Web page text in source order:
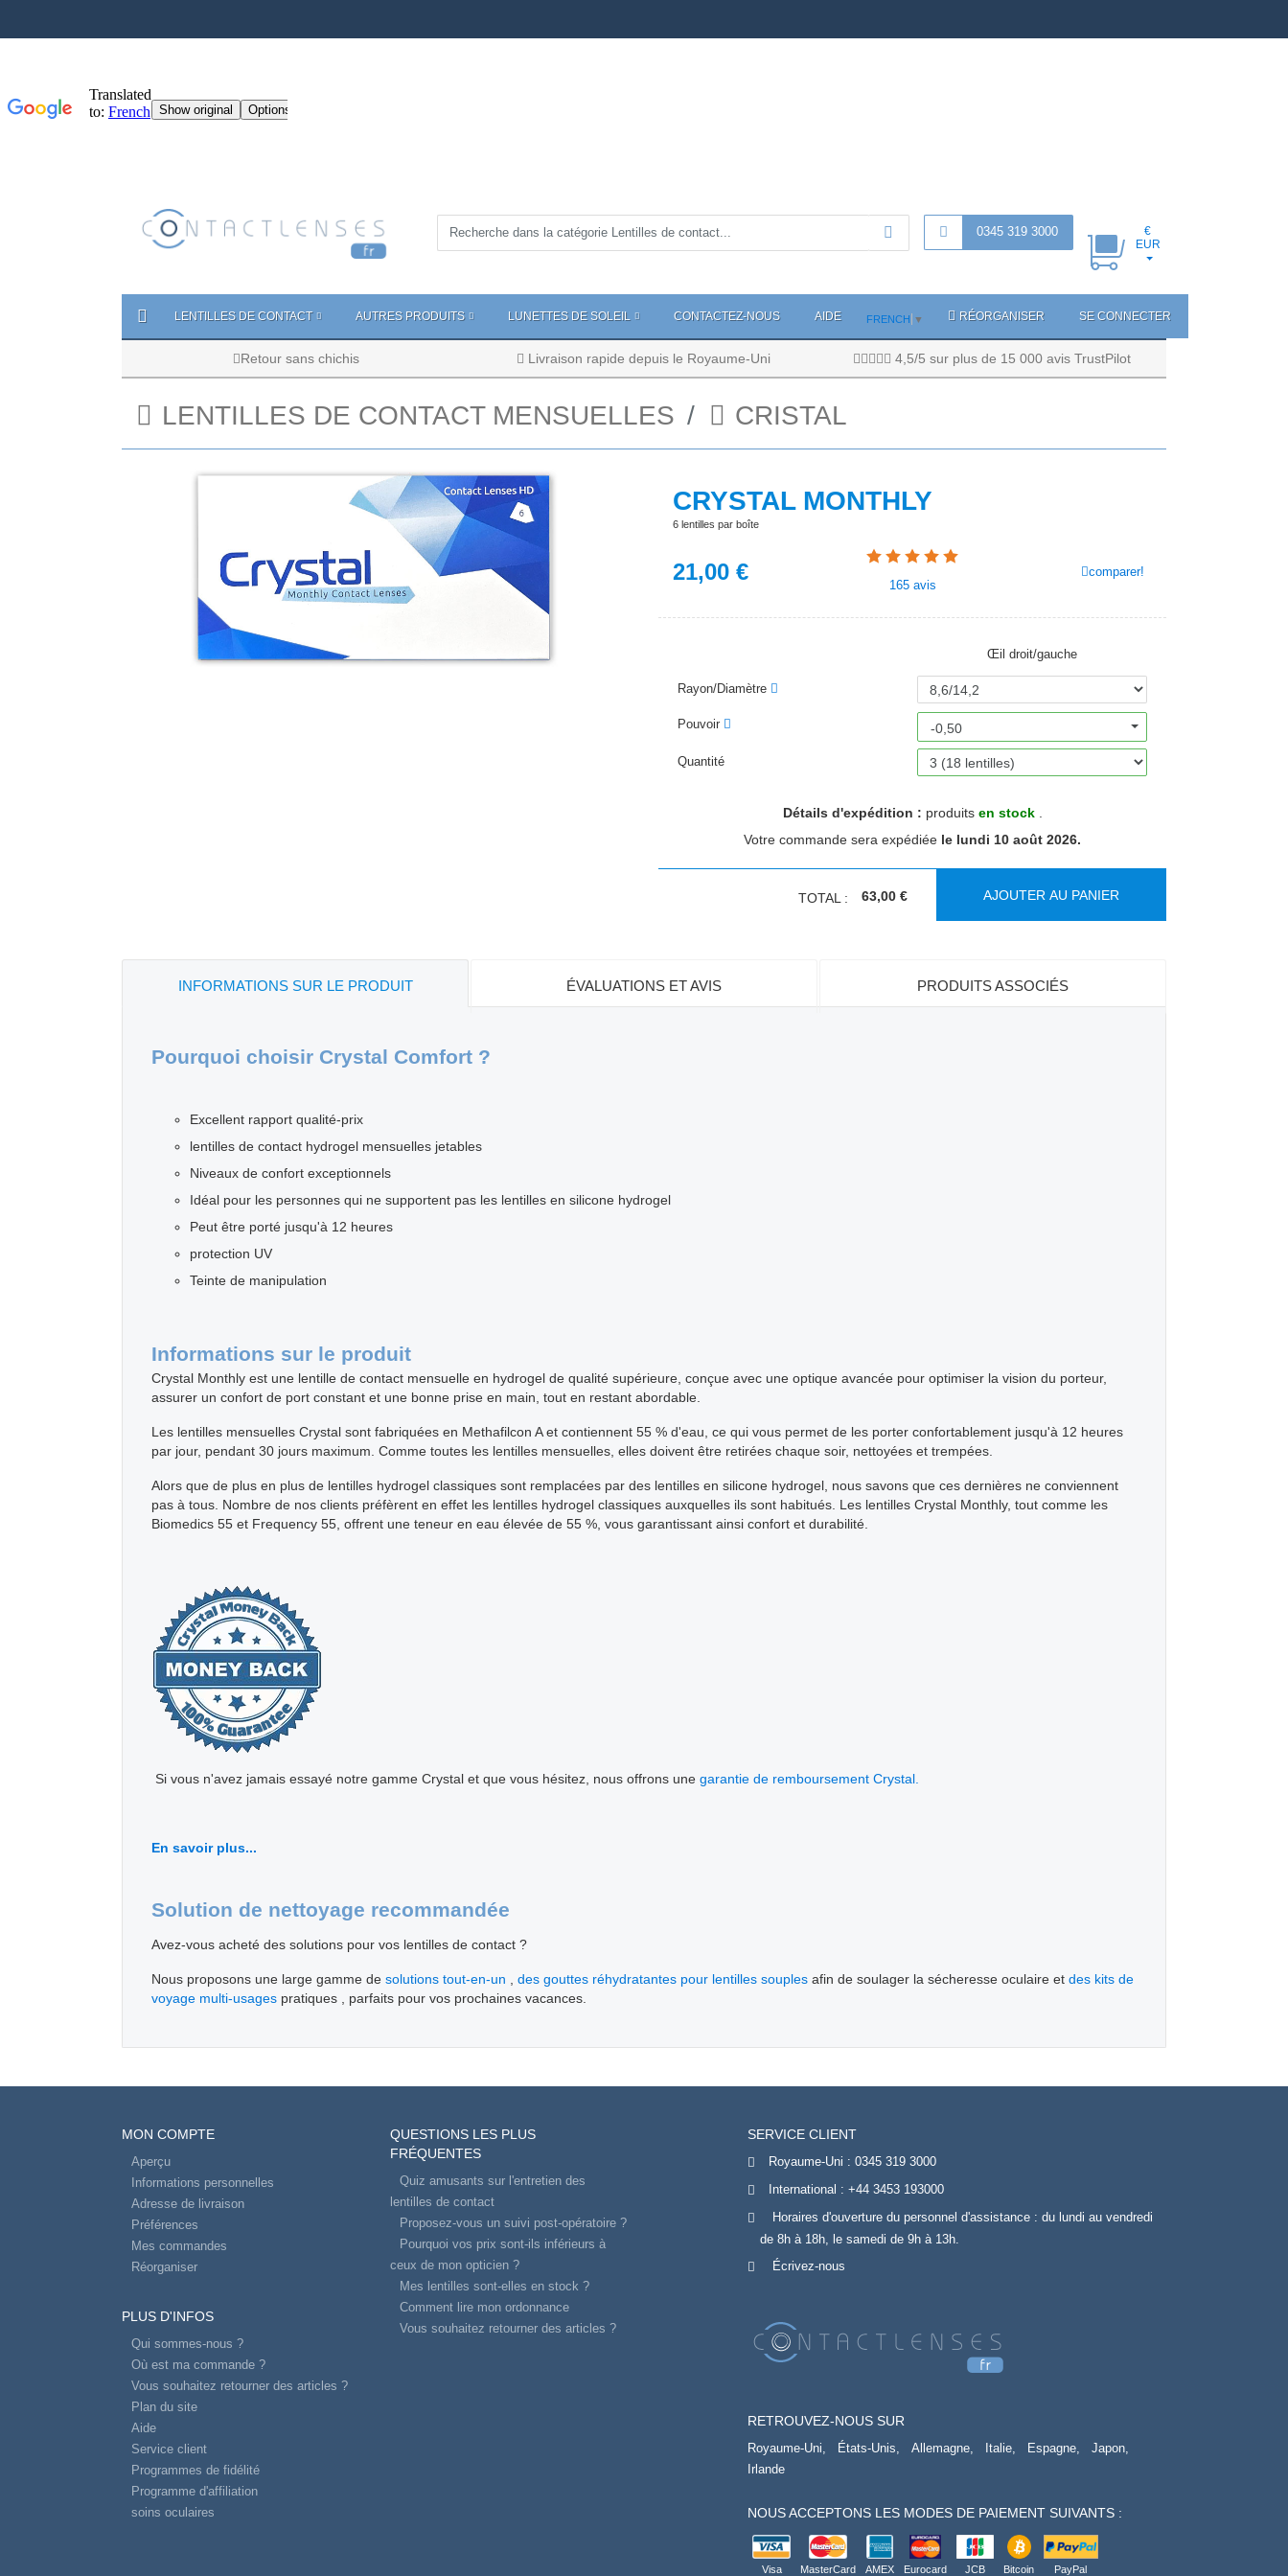
0345 319 3000
€
EUR
LENTILLES DE CONTACT AUTRES PRODUITS LUNETTES DE SOLEIL CONTACTEZ-NOUS AIDE FRENCH ▼ RÉORGANISER SE CONNECTER
Retour sans chichis Livraison rapide depuis le Royaume-Uni 4,5/5 sur plus de 15 000 avis TrustPilot
LENTILLES DE CONTACT MENSUELLES CRISTAL
CRYSTAL MONTHLY
6 lentilles par boîte
21,00 €
165avis
comparer!
Œil droit/gauche
Rayon/Diamètre
Pouvoir -0,50
Quantité
Détails d'expédition : produits en stock.
Votre commande sera expédiée le lundi 10 août 2026.
TOTAL : 63,00 € AJOUTER AU PANIER
INFORMATIONS SUR LE PRODUIT ÉVALUATIONS ET AVIS PRODUITS ASSOCIÉS
Pourquoi choisir Crystal Comfort ?
Excellent rapport qualité-prix
lentilles de contact hydrogel mensuelles jetables
Niveaux de confort exceptionnels
Idéal pour les personnes qui ne supportent pas les lentilles en silicone hydrogel
Peut être porté jusqu'à 12 heures
protection UV
Teinte de manipulation
Informations sur le produit
Crystal Monthly est une lentille de contact mensuelle en hydrogel de qualité supérieure, conçue avec une optique avancée pour optimiser la vision du porteur,
assurer un confort de port constant et une bonne prise en main, tout en restant abordable.
Les lentilles mensuelles Crystal sont fabriquées en Methafilcon A et contiennent 55 % d'eau, ce qui vous permet de les porter confortablement jusqu'à 12 heures
par jour, pendant 30 jours maximum. Comme toutes les lentilles mensuelles, elles doivent être retirées chaque soir, nettoyées et trempées.
Alors que de plus en plus de lentilles hydrogel classiques sont remplacées par des lentilles en silicone hydrogel, nous savons que ces dernières ne conviennent
pas à tous. Nombre de nos clients préfèrent en effet les lentilles hydrogel classiques auxquelles ils sont habitués. Les lentilles Crystal Monthly, tout comme les
Biomedics 55 et Frequency 55, offrent une teneur en eau élevée de 55 %, vous garantissant ainsi confort et durabilité.
Si vous n'avez jamais essayé notre gamme Crystal et que vous hésitez, nous offrons une garantie de remboursement Crystal.
En savoir plus...
Solution de nettoyage recommandée
Avez-vous acheté des solutions pour vos lentilles de contact ?
Nous proposons une large gamme de solutions tout-en-un , des gouttes réhydratantes pour lentilles souples afin de soulager la sécheresse oculaire et des kits de
voyage multi-usages pratiques , parfaits pour vos prochaines vacances.
MON COMPTE
Aperçu
Informations personnelles
Adresse de livraison
Préférences
Mes commandes
Réorganiser
PLUS D'INFOS
Qui sommes-nous ?
Où est ma commande ?
Vous souhaitez retourner des articles ?
Plan du site
Aide
Service client
Programmes de fidélité
Programme d'affiliation
soins oculaires
QUESTIONS LES PLUS
FRÉQUENTES
Quiz amusants sur l'entretien des
lentilles de contact
Proposez-vous un suivi post-opératoire ?
Pourquoi vos prix sont-ils inférieurs à
ceux de mon opticien ?
Mes lentilles sont-elles en stock ?
Comment lire mon ordonnance
Vous souhaitez retourner des articles ?
SERVICE CLIENT
Royaume-Uni :0345 319 3000
International :+44 3453 193000
Horaires d'ouverture du personnel d'assistance : du lundi au vendredi
de 8h à 18h, le samedi de 9h à 13h.
Écrivez-nous
RETROUVEZ-NOUS SUR
Royaume-Uni, États-Unis, Allemagne, Italie, Espagne,
Japon,
Irlande
NOUS ACCEPTONS LES MODES DE PAIEMENT SUIVANTS :
Visa MasterCard AMEX Eurocard JCB Bitcoin PayPal